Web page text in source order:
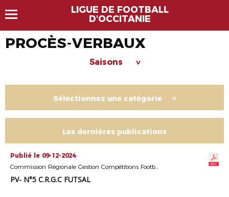
LIGUE DE FOOTBALL
D'OCCITANIE
PROCÈS-VERBAUX
Saisons >
Sélectionnez une catégorie >
Les dernières publications
Publié le 09-12-2024
Commission Régionale Gestion Compétitions Football Diversifié
PV- N°5 C.R.G.C FUTSAL